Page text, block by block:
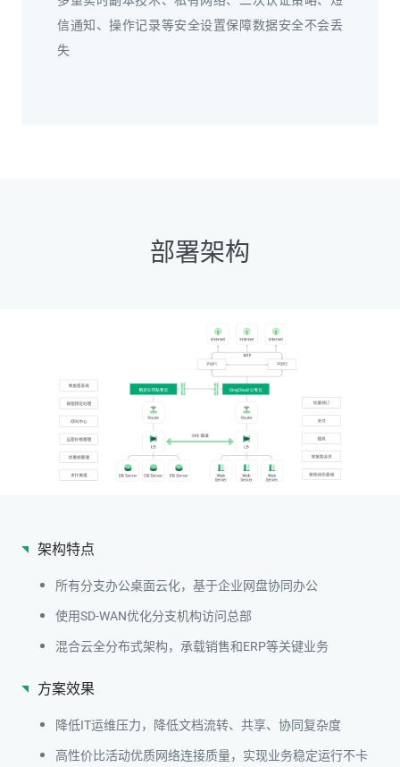
信通知、操作记录等安全设置保障数据安全不会丢
失
部署架构
架构特点
所有分支办公桌面云化，基于企业网盘协同办公
使用SD-WAN优化分支机构访问总部
混合云全分布式架构，承载销售和ERP等关键业务
方案效果
降低IT运维压力，降低文档流转、共享、协同复杂度
高性价比活动优质网络连接质量，实现业务稳定运行不卡